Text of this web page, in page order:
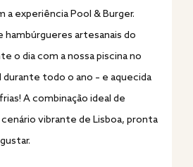
a experiência Pool & Burger.
hambúrgueres artesanais do
o dia com a nossa piscina no
todo o ano – e aquecida
A combinação ideal de
vibrante de Lisboa, pronta